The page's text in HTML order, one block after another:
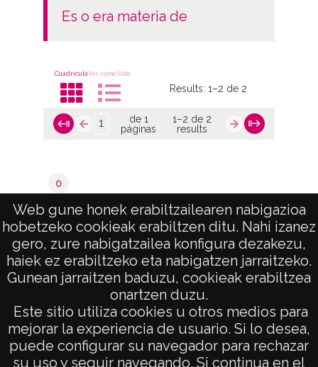
Web gune honek erabiltzailearen nabigazioa
hobetzeko cookieak erabiltzen ditu. Nahi izanez
gero, zure nabigatzailea konfigura dezakezu,
haiek ez erabiltzeko eta nabigatzen jarraitzeko.
Gunean jarraitzen baduzu, cookieak erabiltzea
onartzen duzu.
Este sitio utiliza cookies u otros medios para
mejorar la experiencia de usuario. Si lo desea,
puede configurar su navegador para rechazar
su uso y seguir navegando. Si continua en el
es o era materia de
CuadrículaVer como lista
Results:1–2 de 2
de 1
páginas
1–2 de 2
results
0
de 1
páginas
1–2 de 2
results
AVISO LEGAL
POLÍTICA DE PRIVACIDAD
ACCESIBILIDAD